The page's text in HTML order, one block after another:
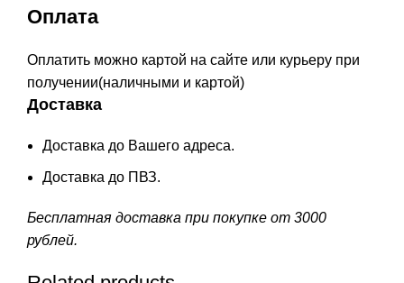
Оплата
Оплатить можно картой на сайте или курьеру при
получении(наличными и картой)
Доставка
Доставка до Вашего адреса.
Доставка до ПВЗ.
Бесплатная доставка при покупке от 3000
рублей.